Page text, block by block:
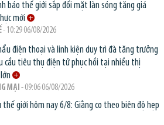
báo thế giới sắp đối mặt làn sóng tăng giá
mới
- 10:29 06/08/2026
điện thoại và linh kiện duy trì đà tăng trưởng
cầu tiêu thụ điện tử phục hồi tại nhiều thị
MẠI - 09:06 06/08/2026
thế giới hôm nay 6/8: Giằng co theo biên độ hẹp